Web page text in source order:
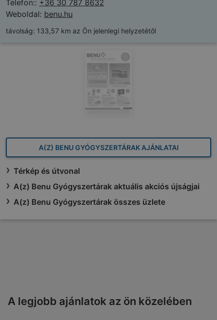
Telefon:: +36 30 787 8632
Weboldal: benu.hu
távolság: 133,57 km az Ön jelenlegi helyzetétől
A(Z) BENU GYÓGYSZERTÁRAK AJÁNLATAI
Térkép és útvonal
A(z) Benu Gyógyszertárak aktuális akciós újságjai
A(z) Benu Gyógyszertárak összes üzlete
A legjobb ajánlatok az ön közelében